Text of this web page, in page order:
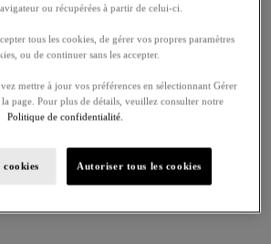
ou récupérées à partir de celui-ci.
tous les cookies, de gérer vos propres paramètres
ou de continuer sans les accepter.
mettre à jour vos préférences en sélectionnant Gérer
la page. Pour plus de détails, veuillez consulter notre
Politique de confidentialité.
cookies Autoriser tous les cookies